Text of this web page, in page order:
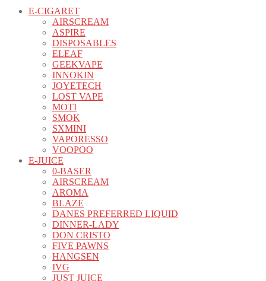
E-CIGARET
AIRSCREAM
ASPIRE
DISPOSABLES
ELEAF
GEEKVAPE
INNOKIN
JOYETECH
LOST VAPE
MOTI
SMOK
SXMINI
VAPORESSO
VOOPOO
E-JUICE
0-BASER
AIRSCREAM
AROMA
BLAZE
DANES PREFERRED LIQUID
DINNER-LADY
DON CRISTO
FIVE PAWNS
HANGSEN
IVG
JUST JUICE